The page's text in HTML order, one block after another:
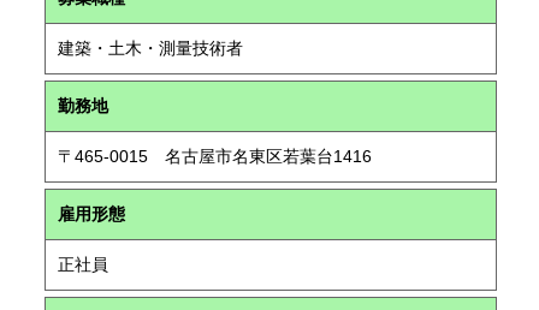
建築・土木・測量技術者
勤務地
〒465-0015 名古屋市名東区若葉台1416
雇用形態
正社員